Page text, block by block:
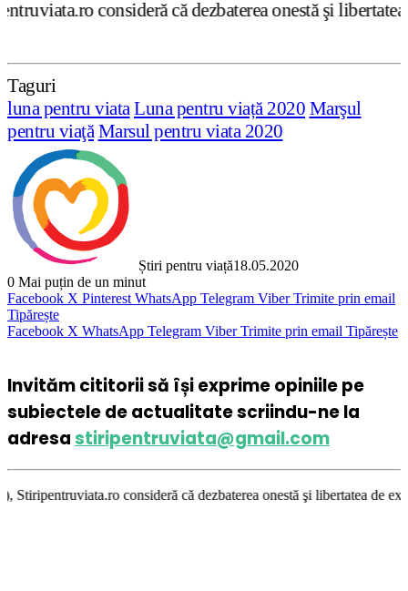
dezbaterea onestă şi libertatea de
Taguri
luna pentru viata Luna pentru viață 2020 Marşul
pentru viaţă Marsul pentru viata 2020
Știri pentru viață18.05.2020
0 Mai puțin de un minut
Facebook X Pinterest WhatsApp Telegram Viber Trimite prin email
Tipărește
Facebook X WhatsApp Telegram Viber Trimite prin email Tipărește
Invităm cititorii să își exprime opiniile pe
subiectele de actualitate scriindu-ne la
adresastiripentruviata@gmail.com
că dezbaterea onestă şi libertatea de exprimare pe